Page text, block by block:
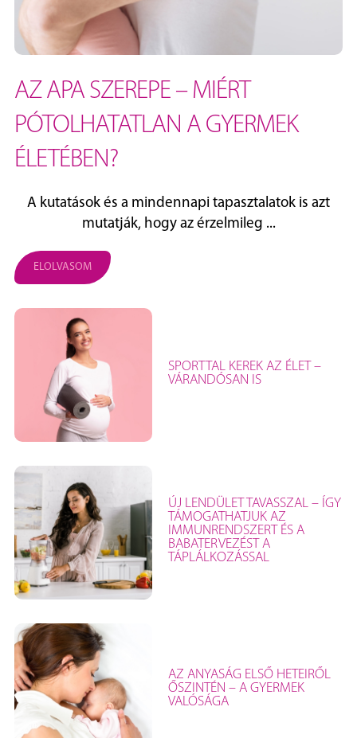
AZ APA SZEREPE – MIÉRT
PÓTOLHATATLAN A GYERMEK
ÉLETÉBEN?
A kutatások és a mindennapi tapasztalatok is azt
mutatják, hogy az érzelmileg ...
ELOLVASOM
SPORTTAL KEREK AZ ÉLET –
VÁRANDÓSAN IS
ÚJ LENDÜLET TAVASSZAL – ÍGY
TÁMOGATHATJUK AZ
IMMUNRENDSZERT ÉS A
BABATERVEZÉST A
TÁPLÁLKOZÁSSAL
AZ ANYASÁG ELSŐ HETEIRŐL
ŐSZINTÉN – A GYERMEK
VALÓSÁGA